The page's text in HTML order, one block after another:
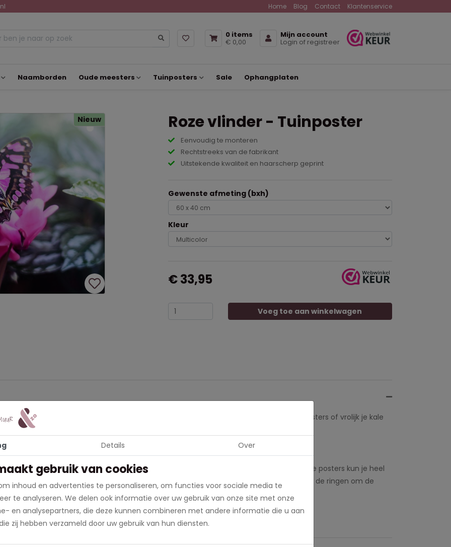
Home Blog Contact Klantenservice
0 items
€ 0,00
Mijn account
Login of registreer
Naamborden Oude meesters Tuinposters Sale
Ophangplaten
Roze vlinder - Tuinposter
Eenvoudig te monteren
Rechtstreeks van de fabrikant
Uitstekende kwaliteit en haarscherp geprint
Gewenste afmeting (bxh)
Kleur
€ 33,95
Voeg toe aan winkelwagen
Nieuw
jouw tuin een nieuwe look. Breng sfeer in je tuin of onder je veranda met onze buitenposters of vrolijk je kale
en hierdoor geschikt voor buitengebruik het hele jaar door.
waardoor de prints op de poster heel duidelijk en mooi bedrukt kunnen worden. De posters kun je heel
behulp van de ringen die in de print zitten. Bij het formaat 80x120 en 100x150 zitten de ringen om de
ring.
werkdagen voor 18.00 uur besteld, is morgen in huis!
Details Over
gebruik van cookies
inhoud en advertenties te personaliseren, om functies voor sociale media te
te analyseren. We delen ook informatie over uw gebruik van onze site met onze
en analysepartners, die deze kunnen combineren met andere informatie die u aan
zij hebben verzameld door uw gebruik van hun diensten.